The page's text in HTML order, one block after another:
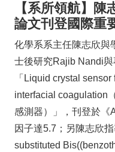
【系所領航】
論文刊登國際重
化學系系主任陳志欣與
士後研究Rajib Nandi
「Liquid crystal
interfacial coagulation
感測器）」，刊登於《
因子達5.7；另陳志欣
substituted